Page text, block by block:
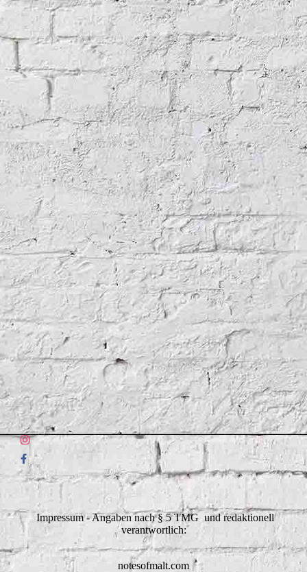
Impressum - Angaben nach § 5 TMG und redaktionell
verantwortlich:
notesofmalt.com